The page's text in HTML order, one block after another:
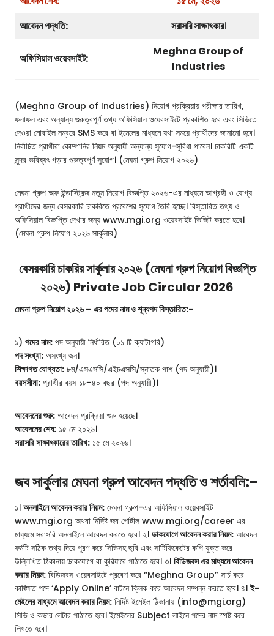
আবেদন পদ্ধতি:
সরাসরি সাক্ষাৎকার।
অফিসিয়াল ওয়েবসাইট:
Meghna Group of
Industries
(Meghna Group of Industries) নিয়োগ প্রক্রিয়ায় পরীক্ষার তারিখ,
ফলাফল এবং অন্যান্য গুরুত্বপূর্ণ তথ্য অফিসিয়াল ওয়েবসাইটে প্রকাশিত হবে এবং সিভিতে
দেওয়া মোবাইল নম্বরে SMS করে বা ইমেলের মাধ্যমে যথা সময়ে প্রার্থীদের জানানো হবে।
নির্বাচিত প্রার্থীরা কোম্পানির নিয়ম অনুযায়ী অন্যান্য সুযোগ-সুবিধা পাবেন। চাকরিটি একটি
সুন্দর ভবিষ্যৎ গড়ার গুরুত্বপূর্ণ সুযোগ। (মেঘনা গ্রুপ নিয়োগ ২০২৬)
মেঘনা গ্রুপ অফ ইন্ডাস্ট্রিজ নতুন নিয়োগ বিজ্ঞপ্তি ২০২৬-এর মাধ্যমে আগ্রহী ও যোগ্য
প্রার্থীদের জন্য বেসরকারি চাকরিতে প্রবেশের সুযোগ তৈরি হচ্ছে। বিস্তারিত তথ্য ও
অফিসিয়াল বিজ্ঞপ্তি দেখার জন্য www.mgi.org ওয়েবসাইট ভিজিট করতে হবে।
(মেঘনা গ্রুপ নিয়োগ ২০২৬ সার্কুলার)
বেসরকারি চাকরির সার্কুলার ২০২৬ (মেঘনা গ্রুপ নিয়োগ বিজ্ঞপ্তি
২০২৬) Private Job Circular 2026
মেঘনা গ্রুপ নিয়োগ ২০২৬ – এর পদের নাম ও শূন্যপদ বিস্তারিত:-
১) পদের নাম: পদ অনুযায়ী নির্ধারিত (০১ টি ক্যাটাগরি)
পদ সংখ্যা: অসংখ্য জন।
শিক্ষাগত যোগ্যতা: ৮ম/এসএসসি/এইচএসসি/স্নাতক পাশ (পদ অনুযায়ী)।
বয়সসীমা: প্রার্থীর বয়স ১৮-৪০ বছর (পদ অনুযায়ী)।
আবেদনের শুরু: আবেদন প্রক্রিয়া শুরু হয়েছে।
আবেদনের শেষ: ১৫ মে ২০২৬।
সরাসরি সাক্ষাৎকারের তারিখ: ১৫ মে ২০২৬।
জব সার্কুলার মেঘনা গ্রুপ আবেদন পদ্ধতি ও শর্তাবলি:-
১। অনলাইনে আবেদন করার নিয়ম: মেঘনা গ্রুপ-এর অফিসিয়াল ওয়েবসাইট
www.mgi.org অথবা নির্দিষ্ট জব পোর্টাল www.mgi.org/career এর
মাধ্যমে সরাসরি অনলাইনে আবেদন করতে হবে। ২। ডাকযোগে আবেদন করার নিয়ম: আবেদন
ফর্মটি সঠিক তথ্য দিয়ে পূরণ করে সিভিসহ ছবি এবং সার্টিফিকেটের কপি যুক্ত করে
উল্লিখিত ঠিকানায় ডাকযোগে বা কুরিয়ারে পাঠাতে হবে। ৩। বিডিজবস এর মাধ্যমে আবেদন
করার নিয়ম: বিডিজবস ওয়েবসাইটে প্রবেশ করে “Meghna Group” সার্চ করে
কাঙ্ক্ষিত পদে ‘Apply Online’ বাটনে ক্লিক করে আবেদন সম্পন্ন করতে হবে। ৪।ই-
মেইলের মাধ্যমে আবেদন করার নিয়ম: নির্দিষ্ট ইমেইল ঠিকানায় (info@mgi.org)
সিভি ও কভার লেটার পাঠাতে হবে। ইমেইলের Subject লাইনে পদের নাম স্পষ্ট করে
লিখতে হবে।